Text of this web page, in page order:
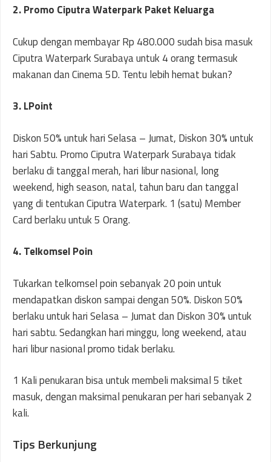
2. Promo Ciputra Waterpark Paket Keluarga
Cukup dengan membayar Rp 480.000 sudah bisa masuk
Ciputra Waterpark Surabaya untuk 4 orang termasuk
makanan dan Cinema 5D. Tentu lebih hemat bukan?
3. LPoint
Diskon 50% untuk hari Selasa – Jumat, Diskon 30% untuk
hari Sabtu. Promo Ciputra Waterpark Surabaya tidak
berlaku di tanggal merah, hari libur nasional, long
weekend, high season, natal, tahun baru dan tanggal
yang di tentukan Ciputra Waterpark. 1 (satu) Member
Card berlaku untuk 5 Orang.
4. Telkomsel Poin
Tukarkan telkomsel poin sebanyak 20 poin untuk
mendapatkan diskon sampai dengan 50%. Diskon 50%
berlaku untuk hari Selasa – Jumat dan Diskon 30% untuk
hari sabtu. Sedangkan hari minggu, long weekend, atau
hari libur nasional promo tidak berlaku.
1 Kali penukaran bisa untuk membeli maksimal 5 tiket
masuk, dengan maksimal penukaran per hari sebanyak 2
kali.
Tips Berkunjung